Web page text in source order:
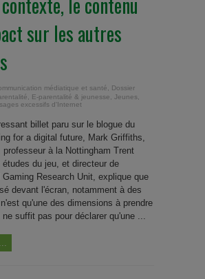
sur les autres
médiatique et santé
Dossier
E-parentalité & jeunesse Jeunes
excessifs d'Internet
billet paru sur le blogue du
for a digital future, Mark Griffiths,
professeur à la Nottingham Trent
études du jeu, et directeur de
Gaming Research Unit, explique que
devant l'écran, notamment à des
qu'une des dimensions à prendre
suffit pas pour déclarer qu'une ...